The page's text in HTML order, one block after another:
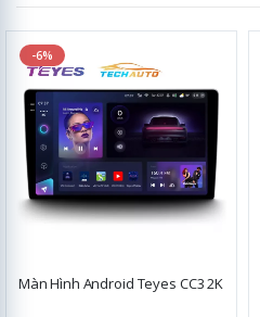
-6%
Màn Hình Android Teyes CC3 2K